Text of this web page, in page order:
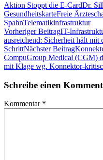
Aktion Stoppt die E-CardDr.
GesundheitskarteFreie
SpahnTelematikinfrastruktur
Beitragsnavigation
Vorheriger BeitragIT-
ausreichend: Sicherheit hält mit
SchrittNächster Beitrag
CompuGroup Medical (CGM)
mit Klage wg. Konnektor-
Schreibe einen
Kommentar *